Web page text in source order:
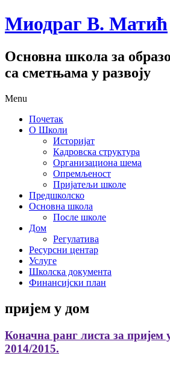
Миодраг В. Матић
Основна школа за
са сметњама у развоју
Menu
Почетак
О Школи
Историјат
Кадровска структура
Организациона шема
Опремљеност
Пријатељи школе
Предшколско
Основна школа
После школе
Дом
Регулатива
Ресурсни центар
Услуге
Школска документа
Финансијски план
пријем у дом
Коначна ранг листа за пријем
2014/2015.